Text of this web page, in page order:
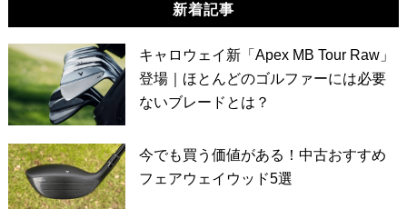
新着記事
キャロウェイ新「Apex MB Tour Raw」
登場｜ほとんどのゴルファーには必要
ないブレードとは？
今でも買う価値がある！中古おすすめ
フェアウェイウッド5選